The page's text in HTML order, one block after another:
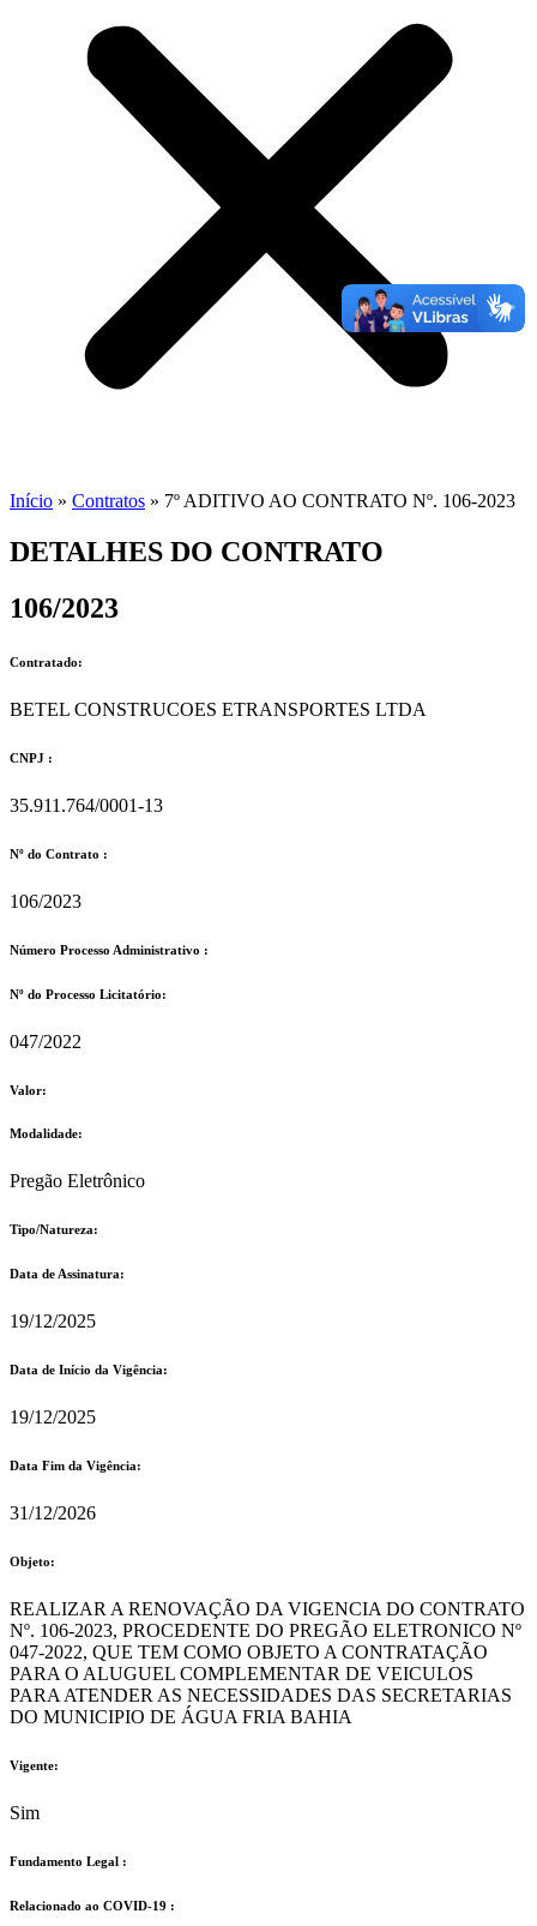
Início » Contratos » 7º ADITIVO AO CONTRATO Nº. 106-2023
DETALHES DO CONTRATO​
106/2023
Contratado:
BETEL CONSTRUCOES ETRANSPORTES LTDA
CNPJ :
35.911.764/0001-13
Nº do Contrato :
106/2023
Número Processo Administrativo :
Nº do Processo Licitatório:
047/2022
Valor:
Modalidade:
Pregão Eletrônico
Tipo/Natureza:
Data de Assinatura:
19/12/2025
Data de Início da Vigência:
19/12/2025
Data Fim da Vigência:
31/12/2026
Objeto:
REALIZAR A RENOVAÇÃO DA VIGENCIA DO CONTRATO
Nº. 106-2023, PROCEDENTE DO PREGÃO ELETRONICO Nº
047-2022, QUE TEM COMO OBJETO A CONTRATAÇÃO
PARA O ALUGUEL COMPLEMENTAR DE VEICULOS
PARA ATENDER AS NECESSIDADES DAS SECRETARIAS
DO MUNICIPIO DE ÁGUA FRIA BAHIA
Vigente:
Sim
Fundamento Legal :​
Relacionado ao COVID-19 :​